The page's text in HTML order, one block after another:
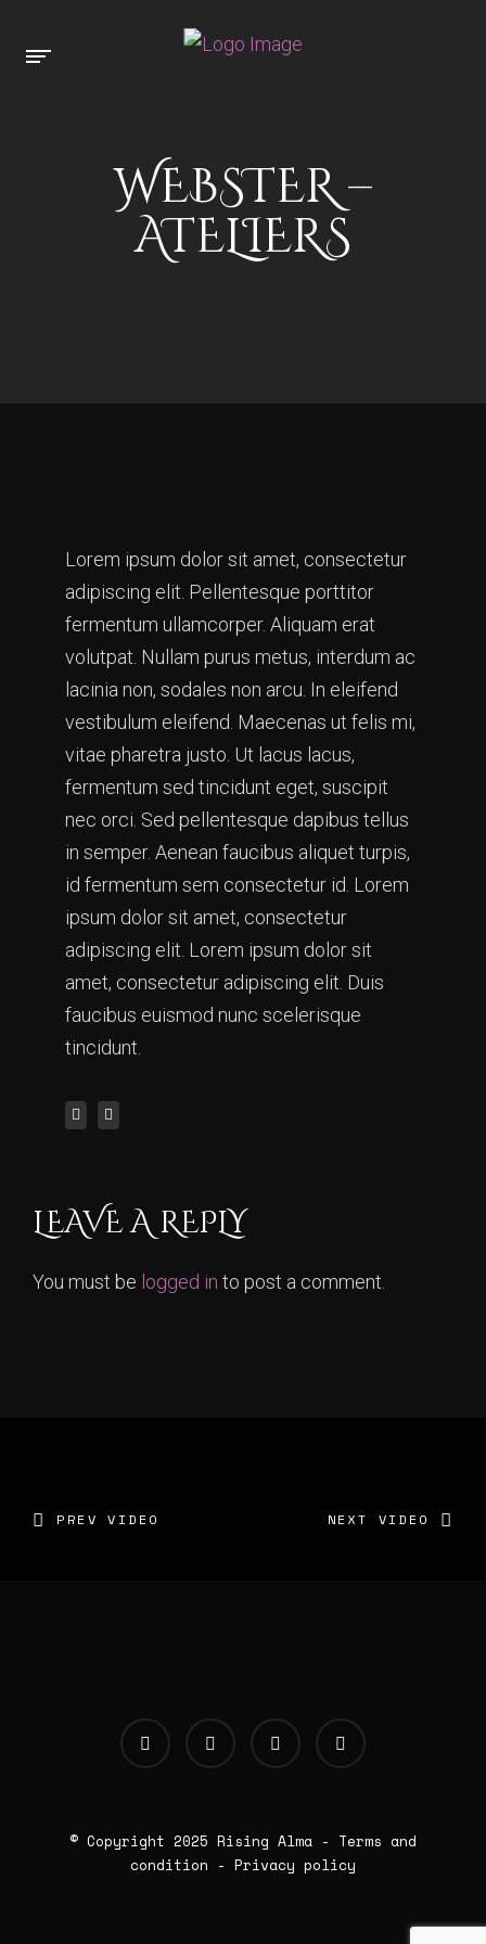
WEBSTER –
ATELIERS
Lorem ipsum dolor sit amet, consectetur
adipiscing elit. Pellentesque porttitor
fermentum ullamcorper. Aliquam erat
volutpat. Nullam purus metus, interdum ac
lacinia non, sodales non arcu. In eleifend
vestibulum eleifend. Maecenas ut felis mi,
vitae pharetra justo. Ut lacus lacus,
fermentum sed tincidunt eget, suscipit
nec orci. Sed pellentesque dapibus tellus
in semper. Aenean faucibus aliquet turpis,
id fermentum sem consectetur id. Lorem
ipsum dolor sit amet, consectetur
adipiscing elit. Lorem ipsum dolor sit
amet, consectetur adipiscing elit. Duis
faucibus euismod nunc scelerisque
tincidunt.
LEAVE A REPLY
You must be logged in to post a comment.
PREV VIDEO NEXT VIDEO
© Copyright 2025 Rising Alma - Terms and
condition - Privacy policy